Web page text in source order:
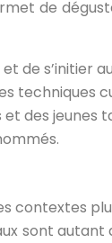
de
de s’initier
techniques
des jeunes
sont